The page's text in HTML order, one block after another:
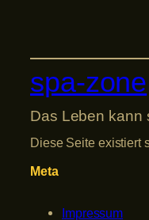
spa-zone
Das Leben
Diese Seite existiert
Meta
Impressum